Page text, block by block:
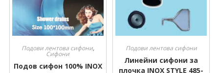
Подови лентова сифони,
Сифони
Подов сифон 100% INOX
Подови лентова сифони
Линейни сифони за
плочка INOX STYLE 485-